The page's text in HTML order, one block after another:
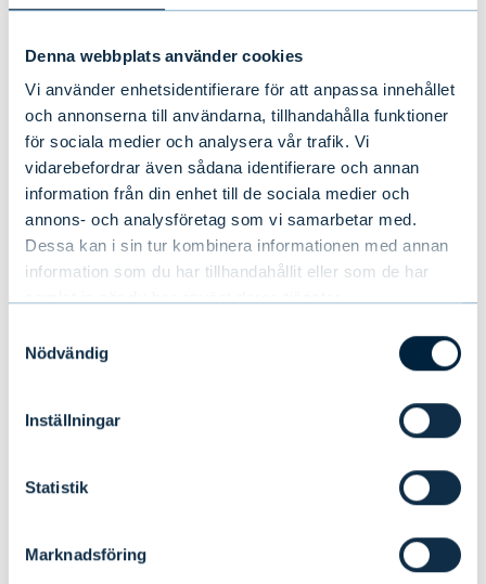
Denna webbplats använder cookies
Vi använder enhetsidentifierare för att anpassa innehållet
och annonserna till användarna, tillhandahålla funktioner
för sociala medier och analysera vår trafik. Vi
vidarebefordrar även sådana identifierare och annan
information från din enhet till de sociala medier och
annons- och analysföretag som vi samarbetar med.
Dessa kan i sin tur kombinera informationen med annan
information som du har tillhandahållit eller som de har
Nödvändig
Inställningar
Statistik
Marknadsföring
Evli rekryterar Director of Sales